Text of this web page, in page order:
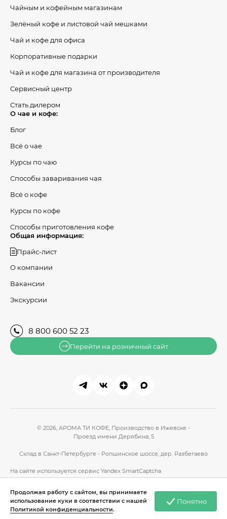
Чайным и кофейным магазинам
Зелёный кофе и листовой чай мешками
Чай и кофе для офиса
Корпоративные подарки
Чай и кофе для магазина от производителя
Сервисный центр
Стать дилером
О чае и кофе:
Блог
Всё о чае
Курсы по чаю
Способы заваривания чая
Всё о кофе
Курсы по кофе
Способы приготовления кофе
Общая информация:
Прайс-лист
О компании
Вакансии
Экскурсии
8 800 600 52 23
Перейти на розничный сайт
© 2026, АРОМА ТИ КОФЕ, Производство в Ижевске -
Проезд имени Дерябина, 5
Склад в Санкт-Петербурге - Ропшинское шоссе, дер. Разбегаево
На сайте используется сервис Yandex SmartCaptcha
Пользовательское соглашение
Сделано в Гром-ИТ СОФТ
Продолжая работу с сайтом, вы принимаете
использование куки в соответствии с нашей
Политикой конфиденциальности.
Понятно